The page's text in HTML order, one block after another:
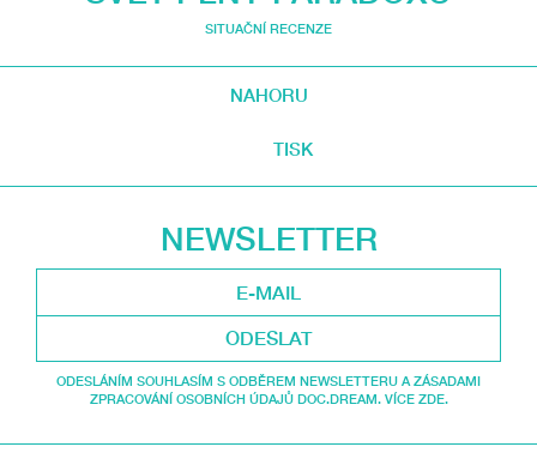
SITUAČNÍ RECENZE
NAHORU
TISK
NEWSLETTER
ODESLAT
ODESLÁNÍM SOUHLASÍM S ODBĚREM NEWSLETTERU A ZÁSADAMI
ZPRACOVÁNÍ OSOBNÍCH ÚDAJŮ DOC.DREAM. VÍCE ZDE.